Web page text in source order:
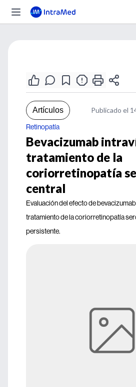
Artículos Publicado el
Retinopatía
Bevacizumab
tratamiento de la
coriorretinopatía
central
Evaluación del efecto de
tratamiento de la coriorretinopatía
persistente.